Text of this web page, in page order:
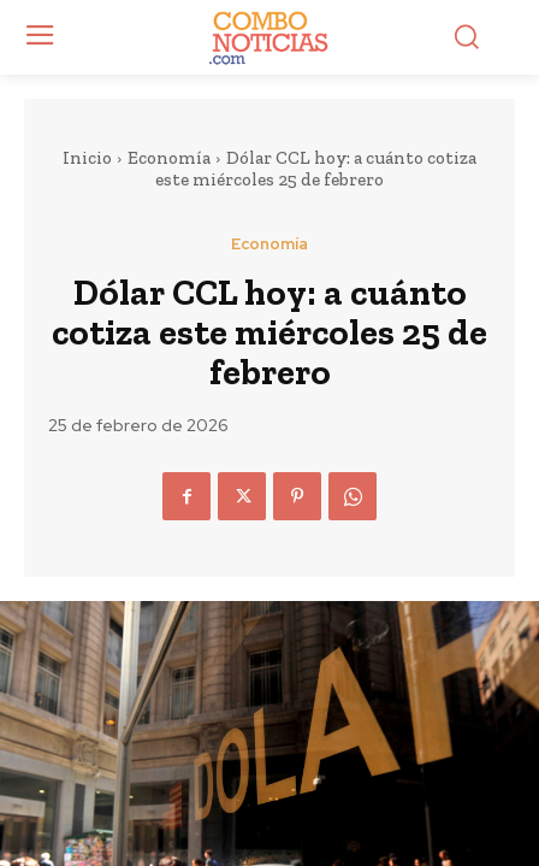
Inicio Economía
Dólar CCL hoy: a cuánto cotiza
este miércoles 25 de febrero
Economía
Dólar CCL hoy: a cuánto
cotiza este miércoles 25 de
febrero
25 de febrero de 2026